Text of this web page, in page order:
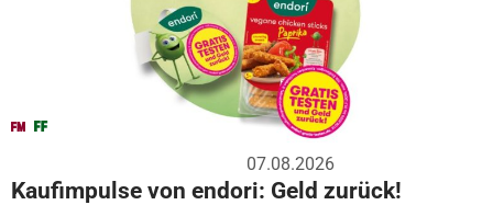
07.08.2026
Kaufimpulse von endori: Geld zurück!